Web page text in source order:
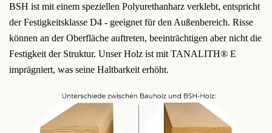
BSH ist mit einem speziellen Polyurethanharz verklebt, entspricht
der Festigkeitsklasse D4 - geeignet für den Außenbereich. Risse
können an der Oberfläche auftreten, beeinträchtigen aber nicht die
Festigkeit der Struktur. Unser Holz ist mit TANALITH® E
imprägniert, was seine Haltbarkeit erhöht.